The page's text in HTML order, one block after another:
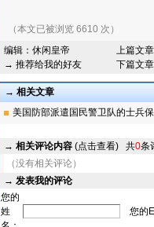
（本文已被浏览 6610 次）
编辑： 休闲皇帝
→ 推荐给我的好友
上篇文章
下篇文章
→ 相关文章
美国防部派遣国民警卫队的士兵
→ 相关评论内容 (点击查看) 共0条
（没有相关评论）
→ 发表我的评论
您的
姓
您的